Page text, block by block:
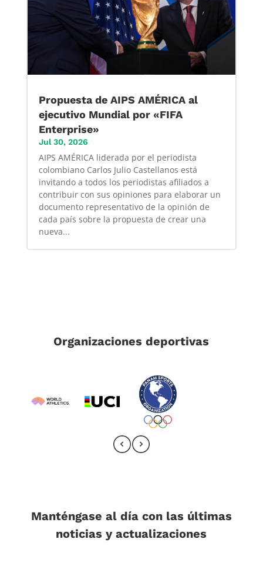
Propuesta de AIPS AMÉRICA al
ejecutivo Mundial por «FIFA
Enterprise»
Jul 30, 2026
AIPS AMÉRICA liderada por el periodista
colombiano Carlos Julio Castellanos está
invitando a todos los periodistas afiliados a
contribuir con sus opiniones para elaborar un
documento representativo de la opinión de
cada país sobre la propuesta de crear una
nueva...
Organizaciones deportivas
Manténgase al día con las últimas
noticias y actualizaciones